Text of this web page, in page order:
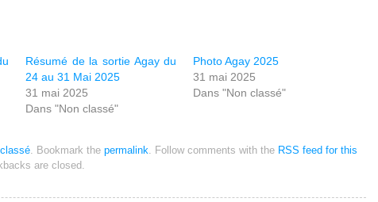
Résumé de la sortie Agay du
24 au 31 Mai 2025
31 mai 2025
Dans "Non classé"
Photo Agay 2025
31 mai 2025
Dans "Non classé"
. Bookmark the permalink. Follow comments with the RSS feed for this
are closed.